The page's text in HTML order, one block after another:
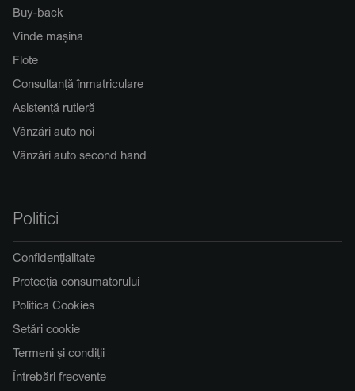
Buy-back
Vinde mașina
Flote
Consultanță înmatriculare
Asistență rutieră
Vânzări auto noi
Vânzări auto second hand
Politici
Confidențialitate
Protecția consumatorului
Politica Cookies
Setări cookie
Termeni și condiții
Întrebări frecvente